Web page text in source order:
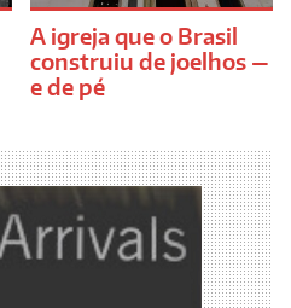
A igreja que o Brasil
construiu de joelhos —
e de pé